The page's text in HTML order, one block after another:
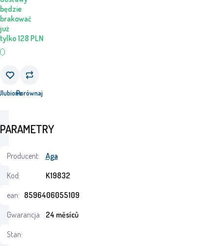
będzie
brakować
już
tylko128 PLN
Porównaj
PARAMETRY
Producent:
Aga
Kod:
K19832
ean: 8596406055109
Gwarancja: 24 měsíců
Stan: